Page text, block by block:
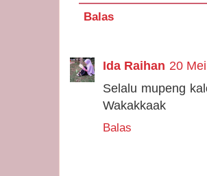
Balas
Ida Raihan 20
Selalu mupeng
Wakakkaak
Balas